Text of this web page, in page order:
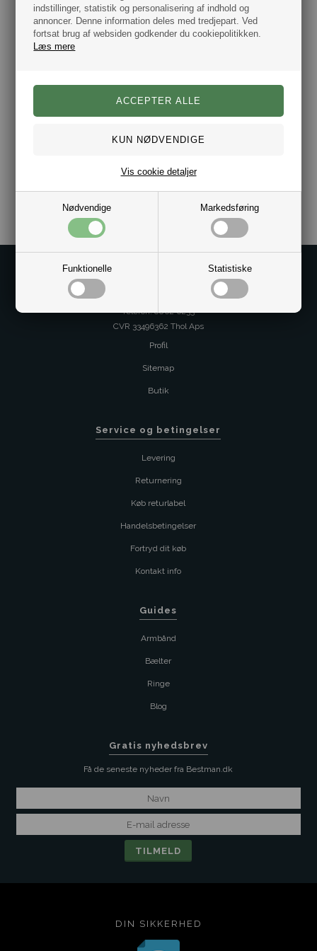
indstillinger, statistik og personalisering af indhold og
annoncer. Denne information deles med tredjepart. Ved
fortsat brug af websiden godkender du cookiepolitikken.
Læs mere
Nødvendige Markedsføring
Funktionelle Statistiske
Vis cookie detaljer
Dette armbånd er produceret i Danmark af europæisk
kvalitets læder.
Leveres i gaveæske.
Husk vi levere fra dag til dag.
Telefon: 8862 6233
CVR 33496362 Thol Aps
Profil
Sitemap
Butik
Service og betingelser
Levering
Returnering
Køb returlabel
Handelsbetingelser
Fortryd dit køb
Kontakt info
Guides
Armbånd
Bælter
Ringe
Blog
Gratis nyhedsbrev
Få de seneste nyheder fra Bestman.dk
DIN SIKKERHED